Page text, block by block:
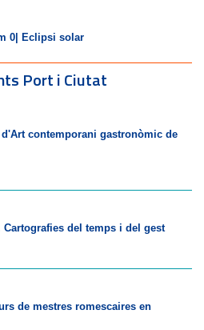
0| Eclipsi solar
Port i Ciutat
contemporani gastronòmic de
del temps i del gest
de mestres romescaires en